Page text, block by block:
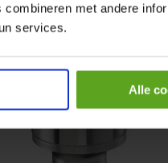
met andere
services.
Alle